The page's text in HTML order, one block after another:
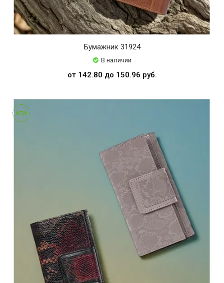
Бумажник 31924
В наличии
от 142.80 до 150.96 руб.
NEW